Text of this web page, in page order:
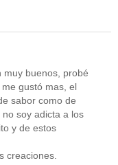
muy buenos, probé
gustó mas, el
sabor como de
soy adicta a los
y de estos
creaciones.